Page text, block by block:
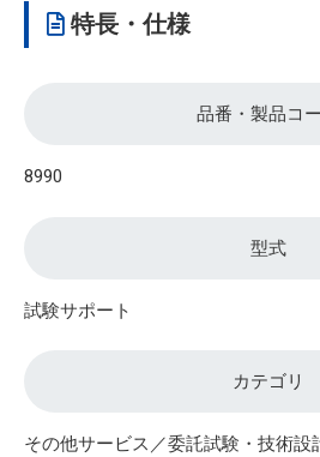
特長・仕様
品番・製品コ
8990
型式
試験サポート
カテゴリ
その他サービス／委託試験・技術設